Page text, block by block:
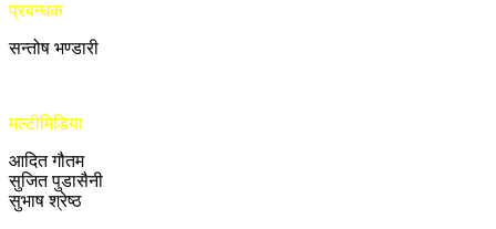
प्रबन्धक
सन्तोष भण्डारी
मल्टीमिडिया
आदित गौतम
सुजित पुडासैनी
सुभाष श्रेष्ठ